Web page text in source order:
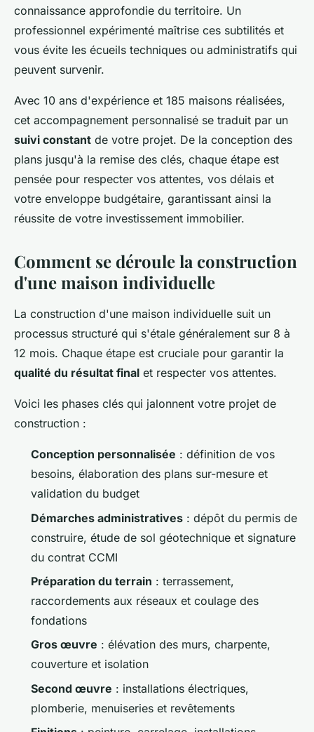
connaissance approfondie du territoire. Un
professionnel expérimenté maîtrise ces subtilités et
vous évite les écueils techniques ou administratifs qui
peuvent survenir.
Avec 10 ans d'expérience et 185 maisons réalisées,
cet accompagnement personnalisé se traduit par un
suivi constant de votre projet. De la conception des
plans jusqu'à la remise des clés, chaque étape est
pensée pour respecter vos attentes, vos délais et
votre enveloppe budgétaire, garantissant ainsi la
réussite de votre investissement immobilier.
Comment se déroule la construction
d'une maison individuelle
La construction d'une maison individuelle suit un
processus structuré qui s'étale généralement sur 8 à
12 mois. Chaque étape est cruciale pour garantir la
qualité du résultat final et respecter vos attentes.
Voici les phases clés qui jalonnent votre projet de
construction :
Conception personnalisée : définition de vos
besoins, élaboration des plans sur-mesure et
validation du budget
Démarches administratives : dépôt du permis de
construire, étude de sol géotechnique et signature
du contrat CCMI
Préparation du terrain : terrassement,
raccordements aux réseaux et coulage des
fondations
Gros œuvre : élévation des murs, charpente,
couverture et isolation
Second œuvre : installations électriques,
plomberie, menuiseries et revêtements